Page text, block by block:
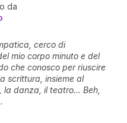
da
cerco di
mio corpo minuto e del
che conosco per riuscire
scrittura, insieme al
danza, il teatro… Beh,